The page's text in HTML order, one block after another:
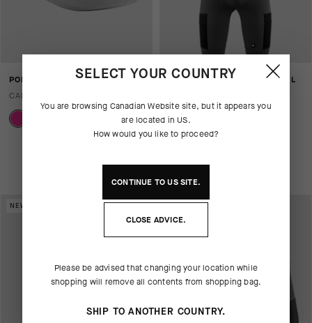
PODIUM CAP EF
CAD 60.00
TACTICA KIESKÄFER GRAVEL
CAD 270.00
NEW IN NEW IN
SELECT YOUR COUNTRY
You are browsing Canadian Websitesite, but it appears you
are located in US.
How would you like to proceed?
CONTINUE TOUSSITE.
CLOSE ADVICE.
Please be advised that changing your location while
shopping will remove all contents from shopping bag.
SHIP TO ANOTHER COUNTRY.